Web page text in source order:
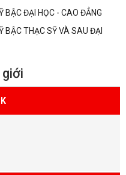
BẬC ĐẠI HỌC - CAO ĐẲNG
BẬC THẠC SỸ VÀ SAU ĐẠI